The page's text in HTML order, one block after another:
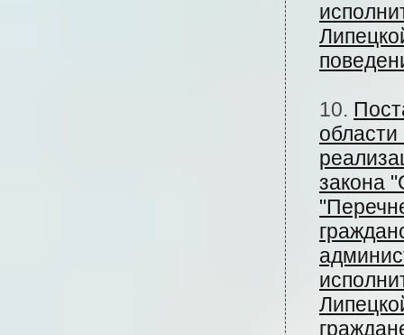
10.
закона